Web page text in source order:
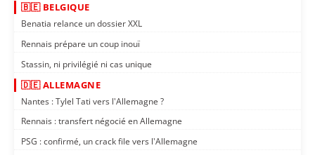
🇧🇪 BELGIQUE
Benatia relance un dossier XXL
Rennais prépare un coup inouï
Stassin, ni privilégié ni cas unique
🇩🇪 ALLEMAGNE
Nantes : Tylel Tati vers l'Allemagne ?
Rennais : transfert négocié en Allemagne
PSG : confirmé, un crack file vers l'Allemagne